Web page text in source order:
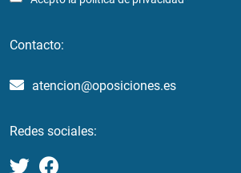
Contacto:
atencion@oposiciones.es
Redes sociales: